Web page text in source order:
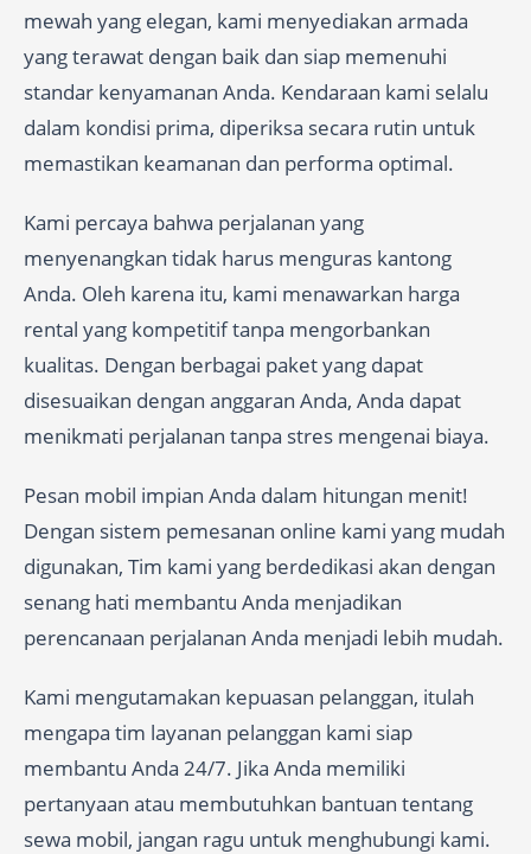
mewah yang elegan, kami menyediakan armada
yang terawat dengan baik dan siap memenuhi
standar kenyamanan Anda. Kendaraan kami selalu
dalam kondisi prima, diperiksa secara rutin untuk
memastikan keamanan dan performa optimal.
Kami percaya bahwa perjalanan yang
menyenangkan tidak harus menguras kantong
Anda. Oleh karena itu, kami menawarkan harga
rental yang kompetitif tanpa mengorbankan
kualitas. Dengan berbagai paket yang dapat
disesuaikan dengan anggaran Anda, Anda dapat
menikmati perjalanan tanpa stres mengenai biaya.
Pesan mobil impian Anda dalam hitungan menit!
Dengan sistem pemesanan online kami yang mudah
digunakan, Tim kami yang berdedikasi akan dengan
senang hati membantu Anda menjadikan
perencanaan perjalanan Anda menjadi lebih mudah.
Kami mengutamakan kepuasan pelanggan, itulah
mengapa tim layanan pelanggan kami siap
membantu Anda 24/7. Jika Anda memiliki
pertanyaan atau membutuhkan bantuan tentang
sewa mobil, jangan ragu untuk menghubungi kami.